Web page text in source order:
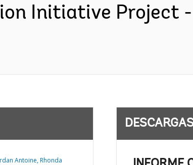
Initiative Project
Antoine, Rhonda